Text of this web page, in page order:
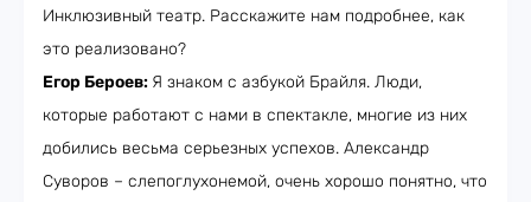
Инклюзивный театр. Расскажите нам подробнее, как
это реализовано?
Егор Бероев: Я знаком с азбукой Брайля. Люди,
которые работают с нами в спектакле, многие из них
добились весьма серьезных успехов. Александр
Суворов – слепоглухонемой, очень хорошо понятно, что